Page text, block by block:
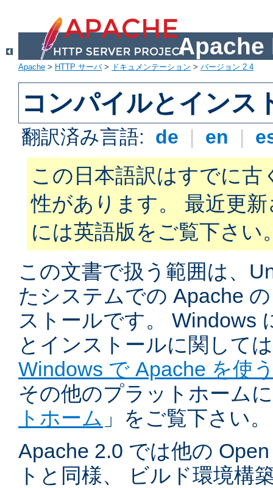
Apache
Apache > HTTP サーバ> ドキュメンテーション > バージョン 2.4
コンパイルとインス
翻訳済み言語: de | en |
この日本語訳はすでに古
性があります。 最近更
には英語版をご覧下さい
この文書で扱う範囲は、
たシステムでの Apache
ストールです。 Windows
とインストールに関して
Windows で Apache を使
その他のプラットホーム
トホーム 」をご覧下さい。
Apache 2.0 では他の
トと同様、 ビルド環境構